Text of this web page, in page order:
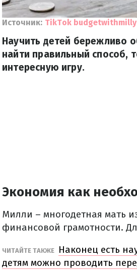
Источник: TikTok budgetwithmilly
Научить детей бережливо
найти правильный способ,
интересную игру.
Экономия как
Милли – многодетная мать
финансовой грамотности.
ЧИТАЙТЕ ТАКЖЕ
Наконец есть
детям можно проводить